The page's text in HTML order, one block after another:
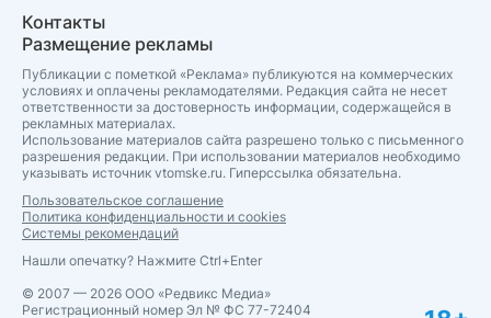
Контакты
Размещение рекламы
Публикации с пометкой «Реклама» публикуются на коммерческих
условиях и оплачены рекламодателями. Редакция сайта не несет
ответственности за достоверность информации, содержащейся в
рекламных материалах.
Использование материалов сайта разрешено только с письменного
разрешения редакции. При использовании материалов необходимо
указывать источник vtomske.ru. Гиперссылка обязательна.
Пользовательское соглашение
Политика конфиденциальности и cookies
Системы рекомендаций
Нашли опечатку? Нажмите Ctrl+Enter
© 2007 — 2026 ООО «Редвикс Медиа»
Регистрационный номер Эл № ФС 77-72404